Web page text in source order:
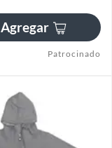
Agregar
Patrocinado